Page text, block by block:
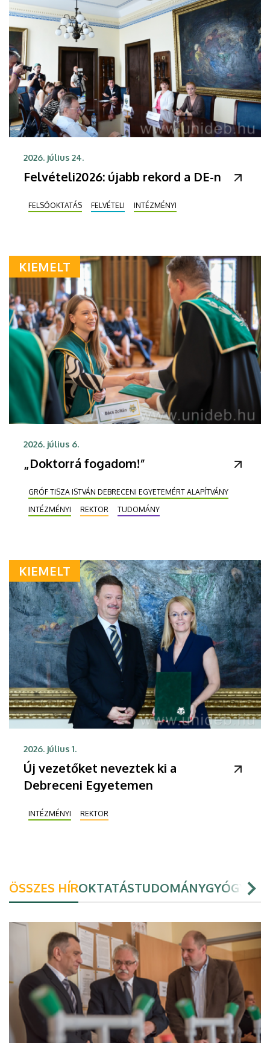
2026. július 24.
Felvételi2026: újabb rekord a DE-n
FELSŐOKTATÁS FELVÉTELI INTÉZMÉNYI
KIEMELT
2026. július 6.
„Doktorrá fogadom!”
GRÓF TISZA ISTVÁN DEBRECENI EGYETEMÉRT ALAPÍTVÁNY
INTÉZMÉNYI
REKTOR TUDOMÁNY
KIEMELT
2026. július 1.
Új vezetőket neveztek ki a
Debreceni Egyetemen
INTÉZMÉNYI REKTOR
ÖSSZES HÍROKTATÁSTUDOMÁNY